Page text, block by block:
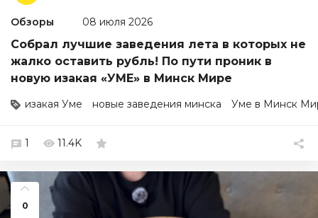
Обзоры 08 июля 2026
Собрал лучшие заведения лета в которых не
жалко оставить рубль! По пути проник в
новую изакая «УМЕ» в Минск Мире
изакая Уме новые заведения минска Уме в Минск
1 11.4K
0